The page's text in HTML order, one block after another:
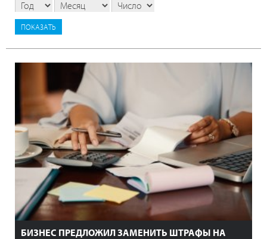
БИЗНЕС ПРЕДЛОЖИЛ ЗАМЕНИТЬ ШТРАФЫ НА